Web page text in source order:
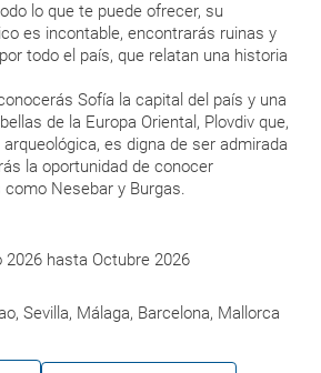
lo que te puede ofrecer, su
es incontable, encontrarás ruinas y
todo el país, que relatan una historia
Sofía la capital del país y una
de la Europa Oriental, Plovdiv que,
es digna de ser admirada
la oportunidad de conocer
Nesebar y Burgas.
2026 hasta Octubre 2026
Sevilla, Málaga, Barcelona, Mallorca